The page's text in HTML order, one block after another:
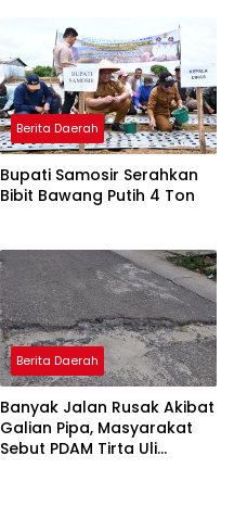
Berita Daerah
Bupati Samosir Serahkan
Bibit Bawang Putih 4 Ton
Berita Daerah
Banyak Jalan Rusak Akibat
Galian Pipa, Masyarakat
Sebut PDAM Tirta Uli